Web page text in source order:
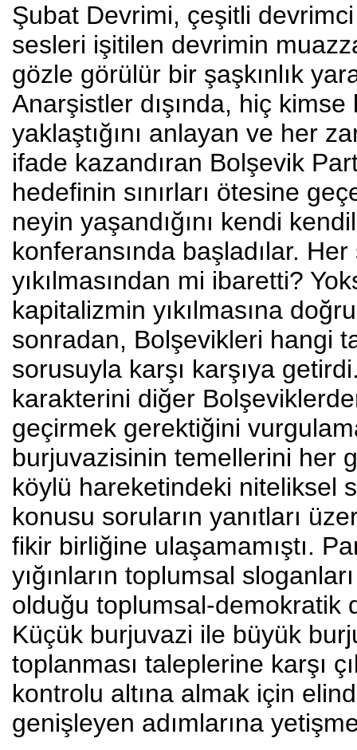
Şubat Devrimi, çeşitli devrimci
sesleri işitilen devrimin
gözle görülür bir şaşkınlık
Anarşistler dışında, hiç
yaklaştığını anlayan ve her
ifade kazandıran Bolşevik
hedefinin sınırları ötesine
neyin yaşandığını kendi
konferansında başladılar.
yıkılmasından mi ibaretti?
kapitalizmin yıkılmasına
sonradan, Bolşevikleri hangi
sorusuyla karşı karşıya
karakterini diğer
geçirmek gerektiğini
burjuvazisinin temellerini her
köylü hareketindeki niteliksel
konusu soruların yanıtları
fikir birliğine ulaşamamıştı.
yığınların toplumsal
olduğu toplumsal-demokratik
Küçük burjuvazi ile büyük
toplanması taleplerine karşı
kontrolu altına almak için
genişleyen adımlarına